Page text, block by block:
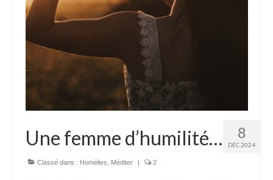
8
DÉC 2024
Une femme d’humilité…
Classé dans : Homélies Méditer | 2